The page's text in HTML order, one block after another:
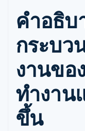
การชำระเงิน
ออนไลน์
Payment links
การชำระเงิน
เขียนโค้ด
Checkout
UI การชำระ
เงินสำเร็จรูป
Elements
องค์ประกอบ UI
ที่ยืดหยุ่น
วิธีการชำระ
ธุร
ตาม
การ
อีค
บริ
รว
การ
ข้อ
ไล
คู่มือ
รับ
ติดตั้
สำเ
เรื่
คู่มือ
การ
รับก
แพ็
รับ
บริก
คำอธิบ
กระบว
งานขอ
ทํางาน
ขึ้น